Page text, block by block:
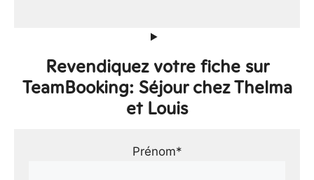
Revendiquez votre fiche sur
TeamBooking: Séjour chez Thelma
et Louis
Prénom*